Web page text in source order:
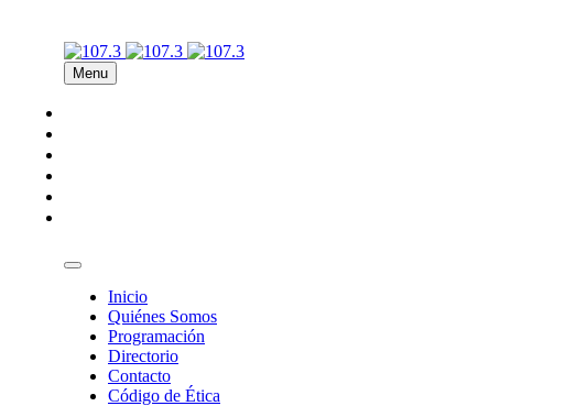
Menu
Inicio
Quiénes Somos
Programación
Directorio
Contacto
Código de Ética